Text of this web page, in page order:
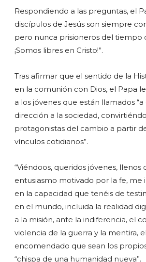
Respondiendo a las preguntas, el
discípulos de Jesús son siempre
pero nunca prisioneros del tiempo
¡Somos libres en Cristo!”.
Tras afirmar que el sentido de la
en la comunión con Dios, el Papa
a los jóvenes que están llamados
dirección a la sociedad,
protagonistas del cambio a partir
vínculos cotidianos”.
“Viéndoos, queridos jóvenes, llenos
entusiasmo motivado por la fe, me
en la capacidad que tenéis de
en el mundo, incluida la realidad
a la misión, ante la indiferencia, el
violencia de la guerra y la mentira,
encomendado que sean los
“chispa de una humanidad nueva”.